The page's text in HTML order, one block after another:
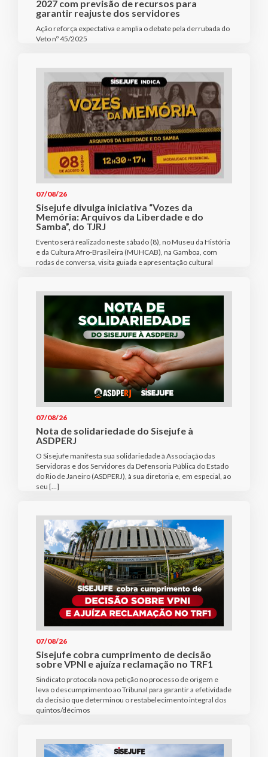
2027 com previsão de recursos para
garantir reajuste dos servidores
Ação reforça expectativa e amplia o debate pela derrubada do
Veto nº 45/2025
07/08/26
Sisejufe divulga iniciativa “Vozes da
Memória: Arquivos da Liberdade e do
Samba”, do TJRJ
Evento será realizado neste sábado (8), no Museu da História
e da Cultura Afro-Brasileira (MUHCAB), na Gamboa, com
rodas de conversa, visita guiada e apresentação cultural
07/08/26
Nota de solidariedade do Sisejufe à
ASDPERJ
O Sisejufe manifesta sua solidariedade à Associação das
Servidoras e dos Servidores da Defensoria Pública do Estado
do Rio de Janeiro (ASDPERJ), à sua diretoria e, em especial, ao
seu […]
07/08/26
Sisejufe cobra cumprimento de decisão
sobre VPNI e ajuíza reclamação no TRF1
Sindicato protocola nova petição no processo de origem e
leva o descumprimento ao Tribunal para garantir a efetividade
da decisão que determinou o restabelecimento integral dos
quintos/décimos